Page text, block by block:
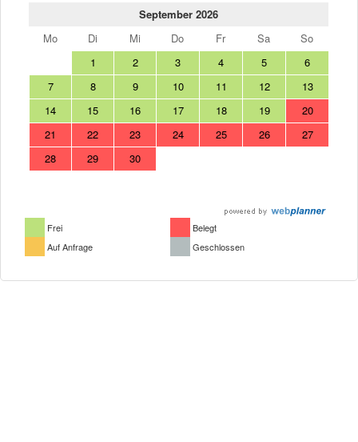
September 2026
Mo
Di Mi Do Fr Sa
So
1
2 3 4 5
6
7
8 9 10 11 12
13
14
15 16 17 18 19
20
21
22 23 24 25 26
27
28
29 30
Frei
Belegt
Auf Anfrage
Geschlossen